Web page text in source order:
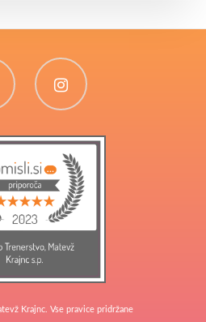
Instagram
Krajnc. Vse pravice pridržane